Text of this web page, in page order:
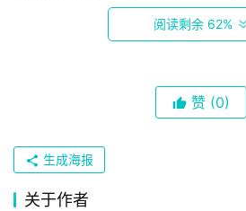
科
可以在14秒内快速有效地烘干双手且
马达的诞生更是带来了吸尘器领域
用双极设计，体积更小的它，为戴
着戴森数码马达迭代升级，戴森于
劲的智能无绳吸尘器——Dyson
阅读剩余 62%
赞 (0)
生成海报
关于作者